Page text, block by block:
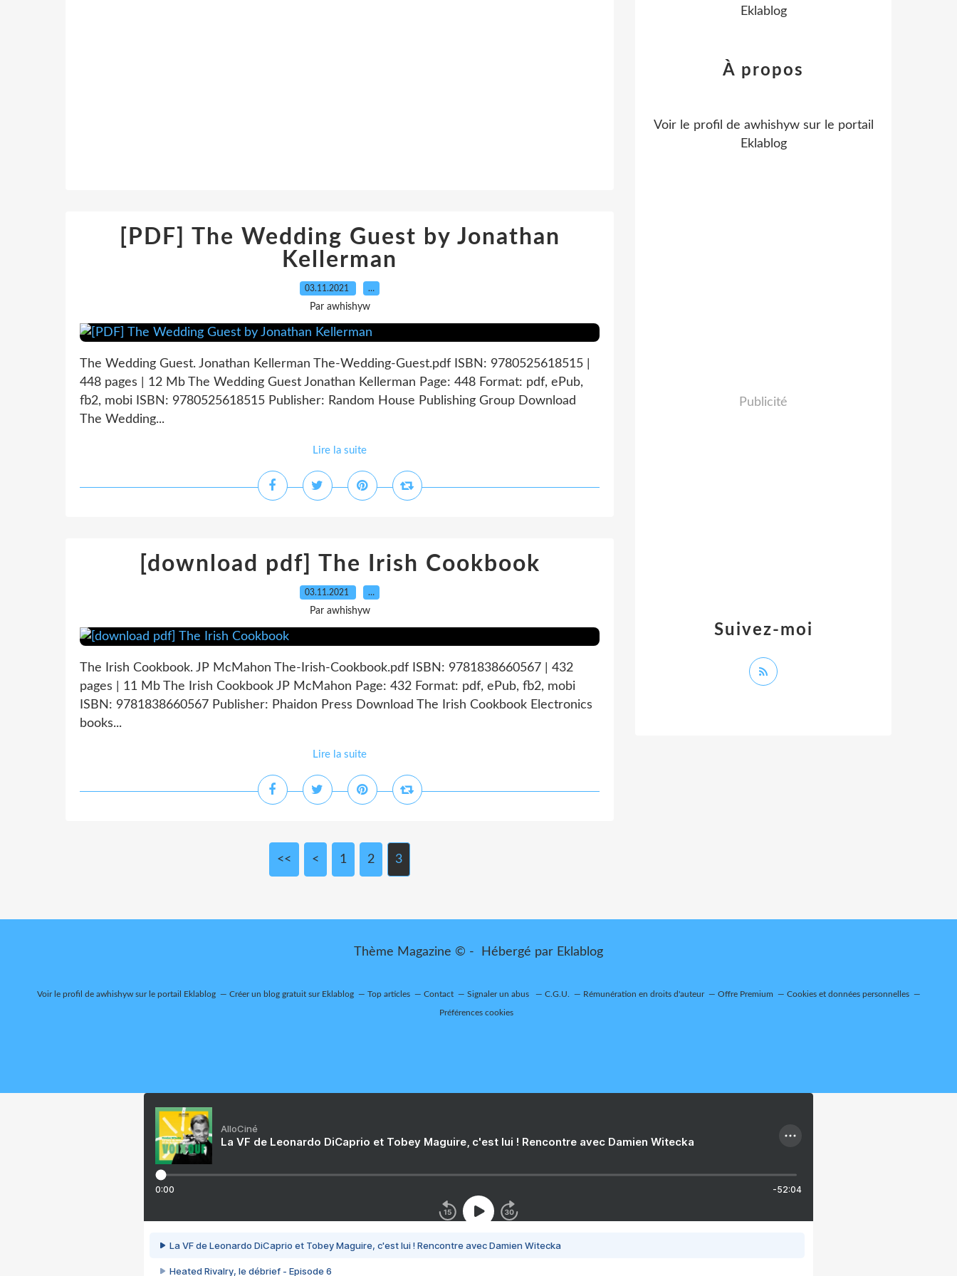
[PDF] The Wedding Guest by Jonathan
Kellerman
03.11.2021 …
Par awhishyw
The Wedding Guest. Jonathan Kellerman The-Wedding-Guest.pdf ISBN: 9780525618515 |
448 pages | 12 Mb The Wedding Guest Jonathan Kellerman Page: 448 Format: pdf, ePub,
fb2, mobi ISBN: 9780525618515 Publisher: Random House Publishing Group Download
The Wedding...
Lire la suite
[download pdf] The Irish Cookbook
03.11.2021 …
Par awhishyw
The Irish Cookbook. JP McMahon The-Irish-Cookbook.pdf ISBN: 9781838660567 | 432
pages | 11 Mb The Irish Cookbook JP McMahon Page: 432 Format: pdf, ePub, fb2, mobi
ISBN: 9781838660567 Publisher: Phaidon Press Download The Irish Cookbook Electronics
books...
Lire la suite
<< < 1 2 3
Eklablog
Suivez-moi
À propos
Voir le profil de awhishywsur le portail
Eklablog
Publicité
Thème Magazine © - Hébergé par Eklablog
Voir le profil de awhishywsur le portail Eklablog Créer un blog gratuit sur Eklablog Top articles Contact Signaler un abus C.G.U. Rémunération en droits d'auteur Offre Premium Cookies et données personnelles
Préférences cookies
AlloCiné
La VF de Leonardo DiCaprio et Tobey Maguire, c'est lui ! Rencontre avec Damien Witecka
0:00 -52:04
La VF de Leonardo DiCaprio et Tobey Maguire, c'est lui ! Rencontre avec Damien Witecka
Heated Rivalry, le débrief - Episode 6